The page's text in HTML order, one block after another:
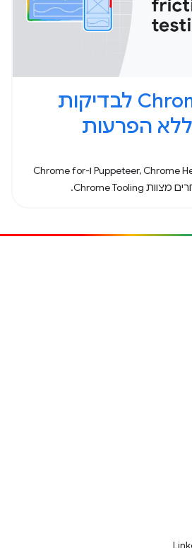
כלים של Chrome לבדיקות
הפרעות
סקירה קצרה על Puppeteer, Chrome Headless ו-Chrome for